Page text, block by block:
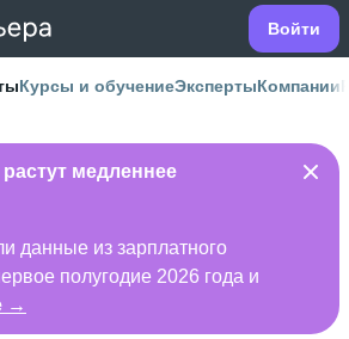
Войти
Курсы и обучениеЭкспертыКомпании
медленнее
данные из зарплатного
полугодие 2026 года и
→